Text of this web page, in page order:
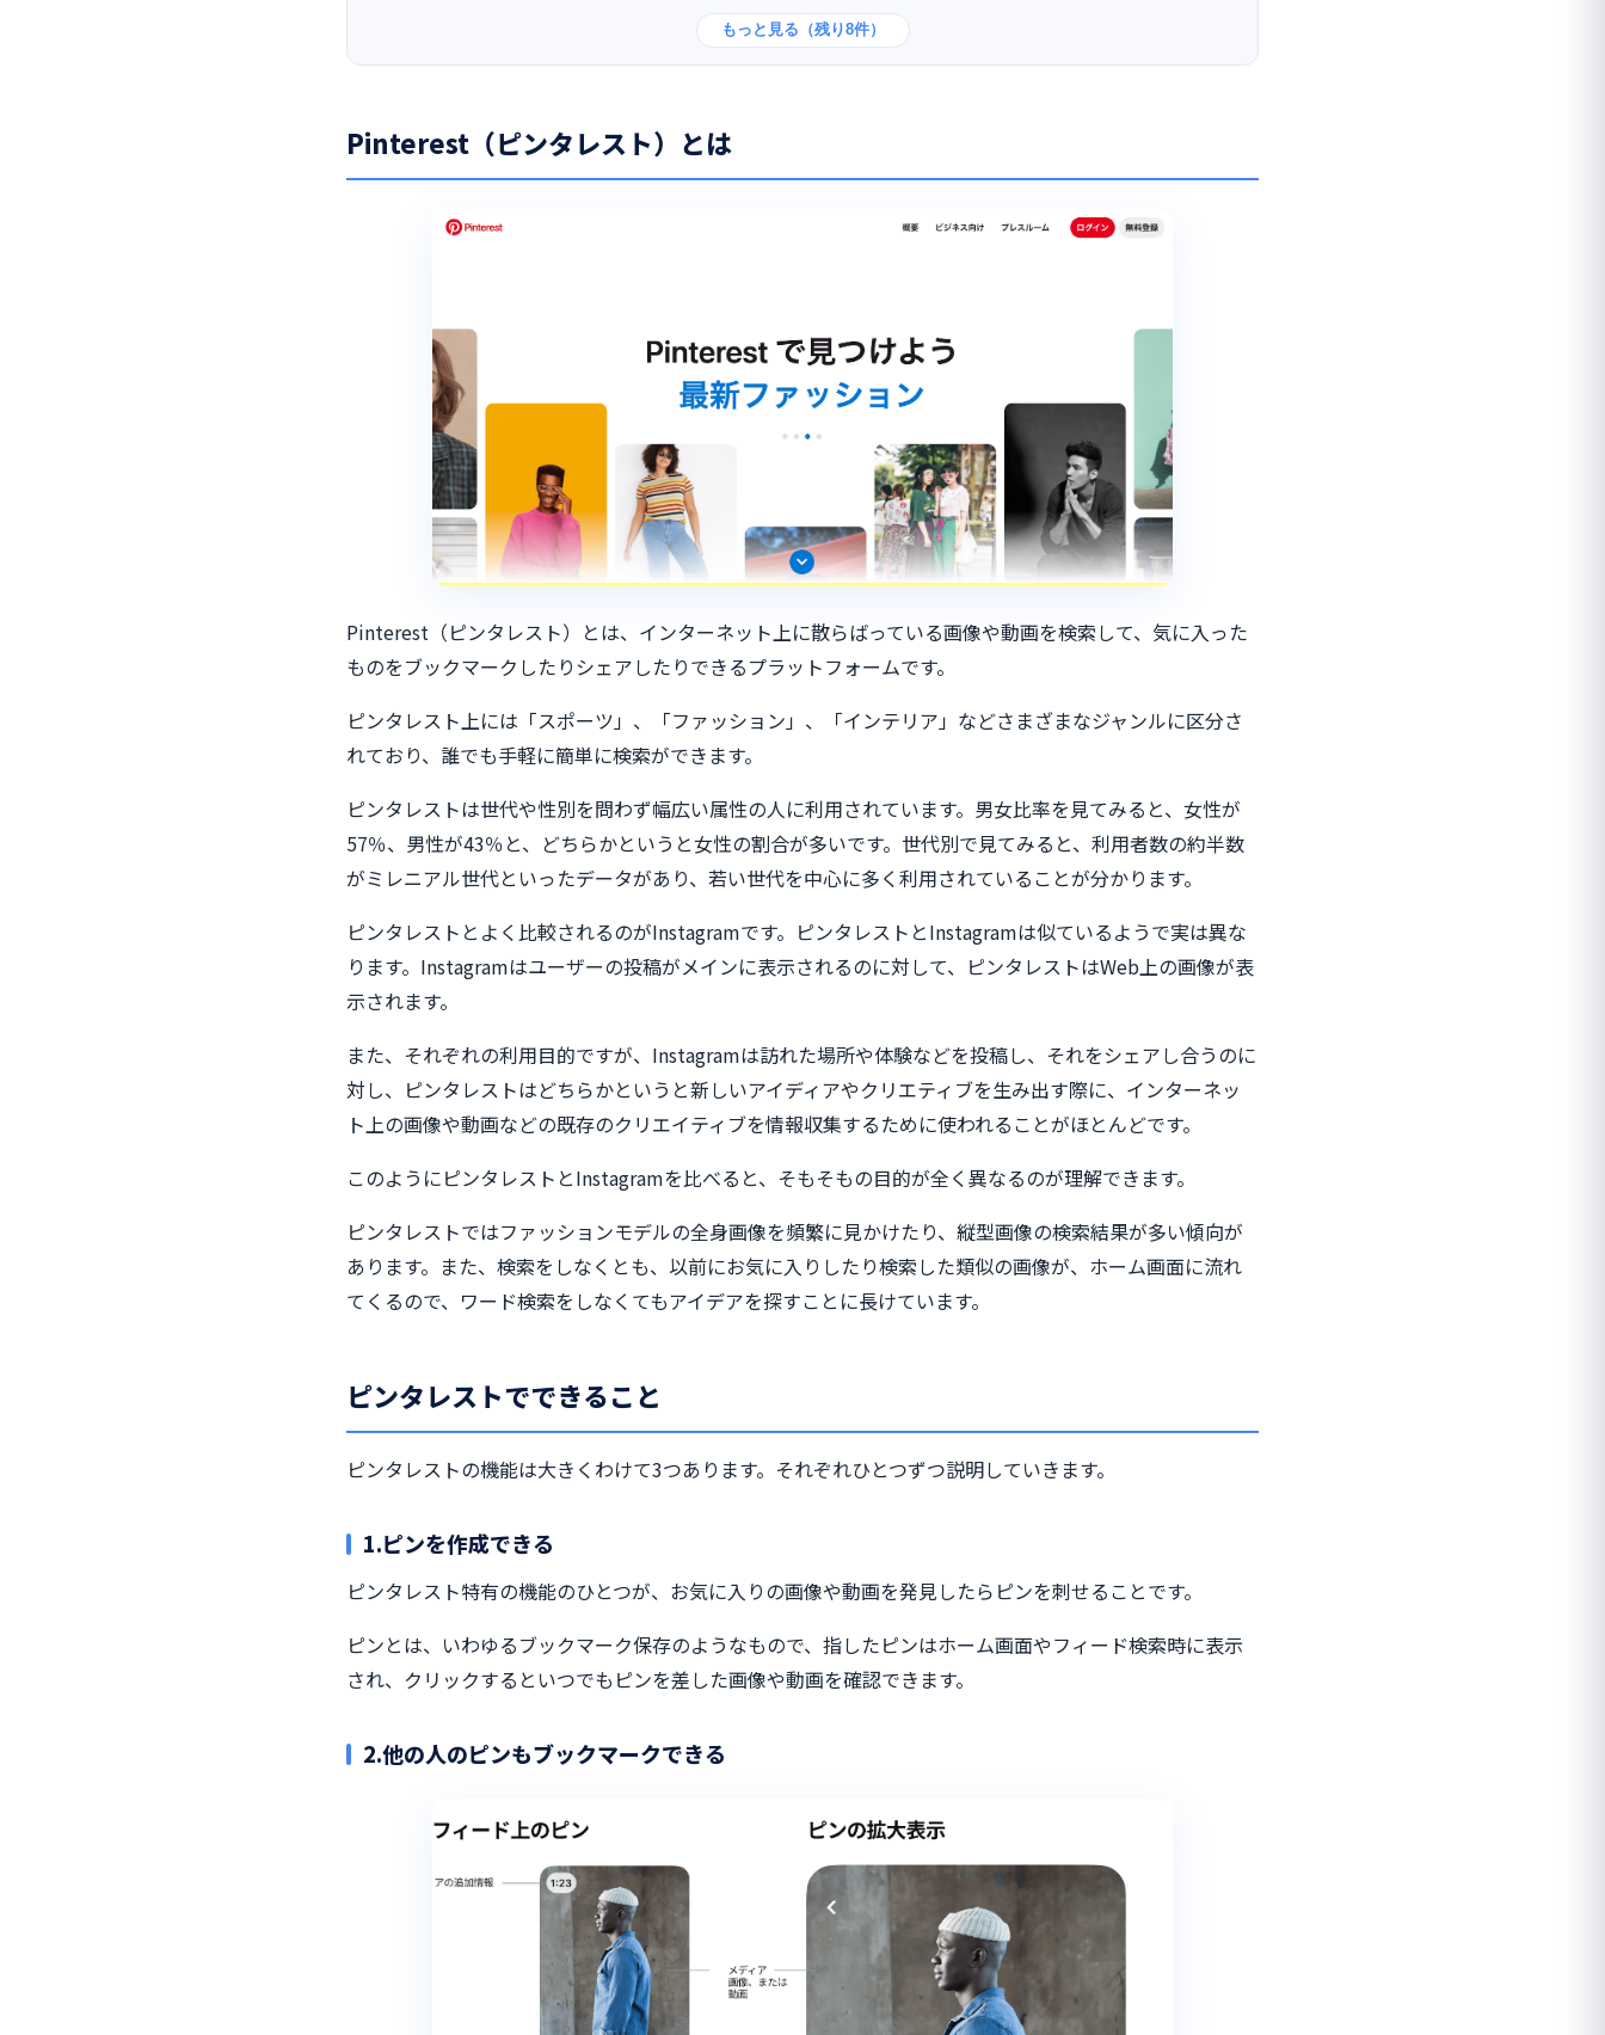
もっと見る（残り8件）
Pinterest（ピンタレスト）とは
Pinterest（ピンタレスト）とは、インターネット上に散らばっている画像や動画を検索して、気に入った
ものをブックマークしたりシェアしたりできるプラットフォームです。
ピンタレスト上には「スポーツ」、「ファッション」、「インテリア」などさまざまなジャンルに区分さ
れており、誰でも手軽に簡単に検索ができます。
ピンタレストは世代や性別を問わず幅広い属性の人に利用されています。男女比率を見てみると、女性が
57％、男性が43％と、どちらかというと女性の割合が多いです。世代別で見てみると、利用者数の約半数
がミレニアル世代といったデータがあり、若い世代を中心に多く利用されていることが分かります。
ピンタレストとよく比較されるのがInstagramです。ピンタレストとInstagramは似ているようで実は異な
ります。Instagramはユーザーの投稿がメインに表示されるのに対して、ピンタレストはWeb上の画像が表
示されます。
また、それぞれの利用目的ですが、Instagramは訪れた場所や体験などを投稿し、それをシェアし合うのに
対し、ピンタレストはどちらかというと新しいアイディアやクリエティブを生み出す際に、インターネッ
ト上の画像や動画などの既存のクリエイティブを情報収集するために使われることがほとんどです。
このようにピンタレストとInstagramを比べると、そもそもの目的が全く異なるのが理解できます。
ピンタレストではファッションモデルの全身画像を頻繁に見かけたり、縦型画像の検索結果が多い傾向が
あります。また、検索をしなくとも、以前にお気に入りしたり検索した類似の画像が、ホーム画面に流れ
てくるので、ワード検索をしなくてもアイデアを探すことに長けています。
ピンタレストでできること
ピンタレストの機能は大きくわけて3つあります。それぞれひとつずつ説明していきます。
1.ピンを作成できる
ピンタレスト特有の機能のひとつが、お気に入りの画像や動画を発見したらピンを刺せることです。
ピンとは、いわゆるブックマーク保存のようなもので、指したピンはホーム画面やフィード検索時に表示
され、クリックするといつでもピンを差した画像や動画を確認できます。
2.他の人のピンもブックマークできる